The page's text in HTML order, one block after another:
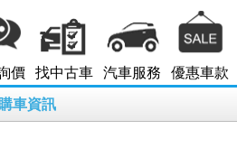
價 找中古車 汽車服務 優惠車款
車資訊